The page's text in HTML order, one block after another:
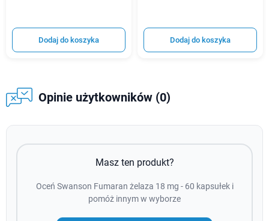
Dodaj do koszyka Dodaj do koszyka
Opinie użytkowników (0)
Masz ten produkt?
Oceń Swanson Fumaran żelaza 18 mg - 60 kapsułek i
pomóż innym w wyborze